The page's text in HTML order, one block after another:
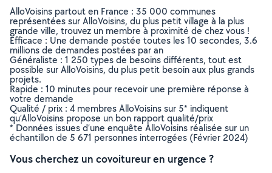
AlloVoisins partout en France : 35 000 communes
représentées sur AlloVoisins, du plus petit village à la plus
grande ville, trouvez un membre à proximité de chez vous !
Efficace : Une demande postée toutes les 10 secondes, 3.6
millions de demandes postées par an
Généraliste : 1 250 types de besoins différents, tout est
possible sur AlloVoisins, du plus petit besoin aux plus grands
projets.
Rapide : 10 minutes pour recevoir une première réponse à
votre demande
Qualité / prix : 4 membres AlloVoisins sur 5* indiquent
qu’AlloVoisins propose un bon rapport qualité/prix
* Données issues d’une enquête AlloVoisins réalisée sur un
échantillon de 5 671 personnes interrogées (Février 2024)
Vous cherchez un covoitureur en urgence ?